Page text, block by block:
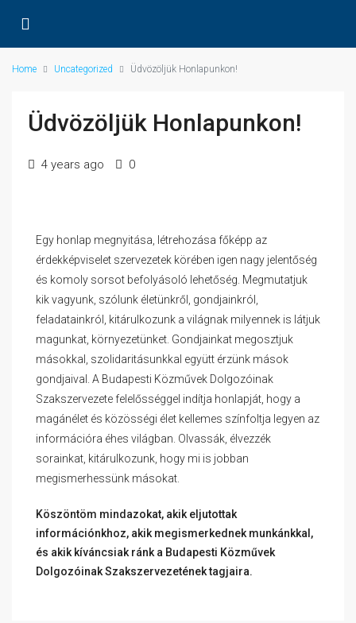
Home Uncategorized Üdvözöljük Honlapunkon!
Üdvözöljük Honlapunkon!
4 years ago 0
Egy honlap megnyitása, létrehozása főképp az
érdekképviselet szervezetek körében igen nagy jelentőség
és komoly sorsot befolyásoló lehetőség. Megmutatjuk
kik vagyunk, szólunk életünkről, gondjainkról,
feladatainkról, kitárulkozunk a világnak milyennek is látjuk
magunkat, környezetünket. Gondjainkat megosztjuk
másokkal, szolidaritásunkkal együtt érzünk mások
gondjaival. A Budapesti Közművek Dolgozóinak
Szakszervezete felelősséggel indítja honlapját, hogy a
magánélet és közösségi élet kellemes színfoltja legyen az
információra éhes világban. Olvassák, élvezzék
sorainkat, kitárulkozunk, hogy mi is jobban
megismerhessünk másokat.
Köszöntöm mindazokat, akik eljutottak
információnkhoz, akik megismerkednek munkánkkal,
és akik kíváncsiak ránk a Budapesti Közművek
Dolgozóinak Szakszervezetének tagjaira.